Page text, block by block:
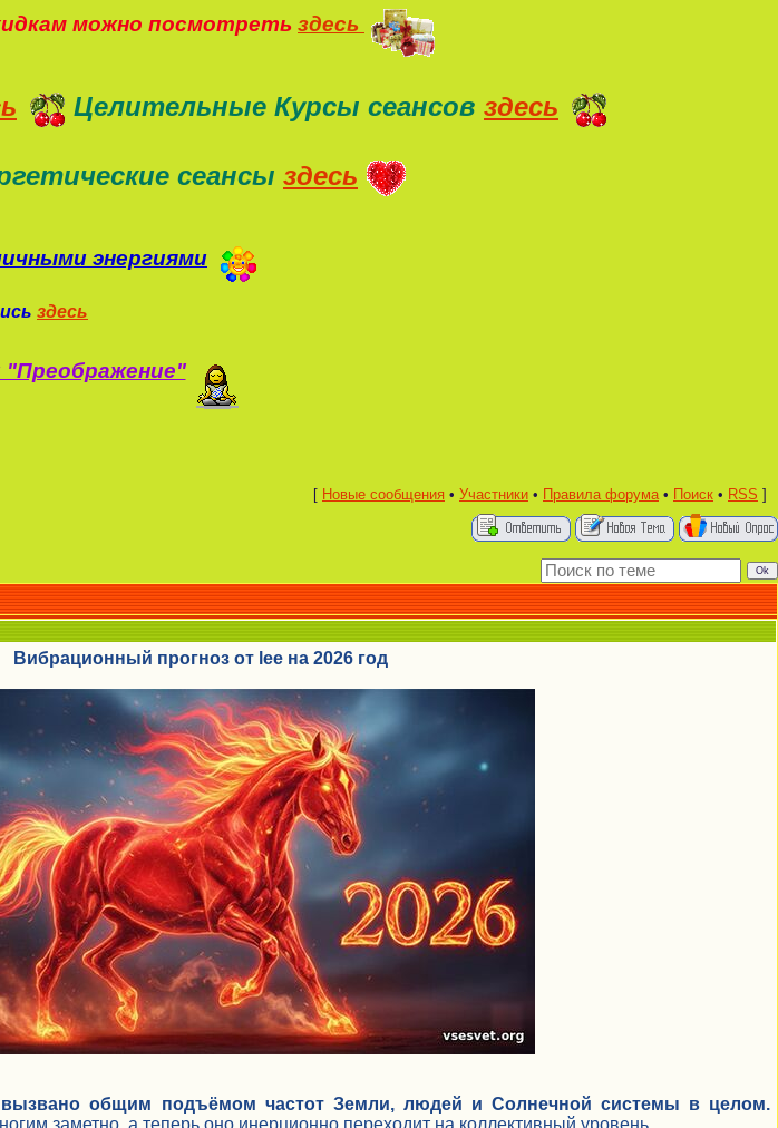
можно посмотреть здесь
Целительные Курсы сеансов здесь
сеансы здесь
энергиями
здесь
[ Новые сообщения • Участники • Правила форума• Поиск • RSS ]
Вибрационный прогноз от lee на 2026 год
вызвано общим подъёмом частот Земли, людей и Солнечной системы в целом.
заметно, а теперь оно инерционно переходит на коллективный уровень.